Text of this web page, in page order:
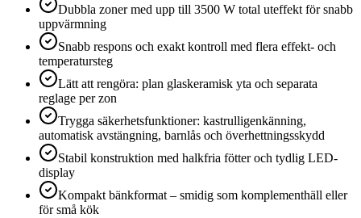
Dubbla zoner med upp till 3500 W total uteffekt för snabb
uppvärmning
Snabb respons och exakt kontroll med flera effekt- och
temperatursteg
Lätt att rengöra: plan glaskeramisk yta och separata
reglage per zon
Trygga säkerhetsfunktioner: kastrulligenkänning,
automatisk avstängning, barnlås och överhettningsskydd
Stabil konstruktion med halkfria fötter och tydlig LED-
display
Kompakt bänkformat – smidig som komplementhäll eller
för små kök